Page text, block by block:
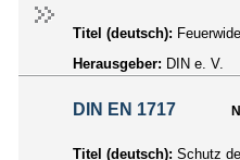
Titel (deutsch):
Herausgeber: DIN e. V.
DIN EN 1717
Titel (deutsch): Schutz